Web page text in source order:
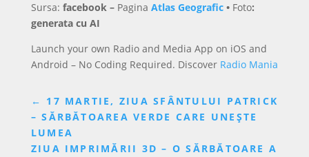
Sursa: facebook – Pagina Atlas Geografic• Foto:
generata cu AI
Launch your own Radio and Media App on iOS and
Android – No Coding Required. Discover Radio Mania
← 17 MARTIE, ZIUA SFÂNTULUI PATRICK
– SĂRBĂTOAREA VERDE CARE UNEȘTE
LUMEA
ZIUA IMPRIMĂRII 3D – O SĂRBĂTOARE A